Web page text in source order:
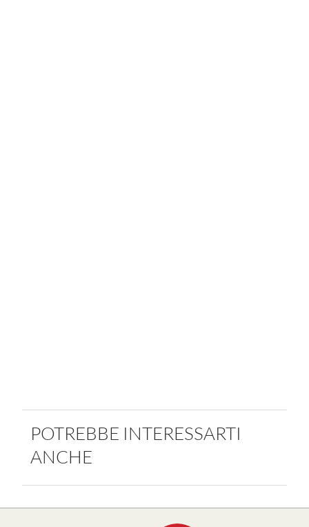
POTREBBE INTERESSARTI
ANCHE